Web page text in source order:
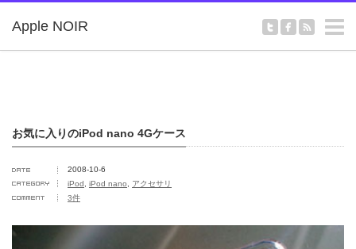
Apple NOIR
お気に入りのiPod nano 4Gケース
2008-10-6
iPod
iPod nano
アクセサリ
3件